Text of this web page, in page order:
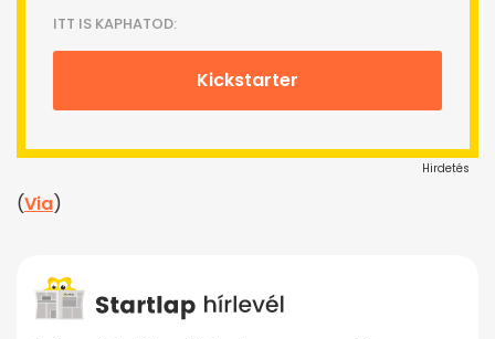
ITT IS KAPHATOD:
Kickstarter
Hirdetés
(Via)